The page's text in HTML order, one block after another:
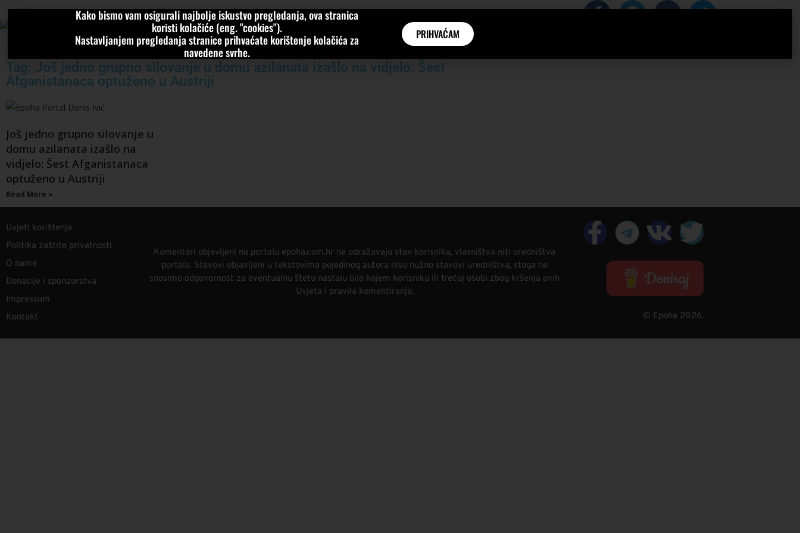
VIJESTI KOLUMNE KATEGORIJE INTERVJUI AKTUALNO
Tag: Još jedno grupno silovanje u domu azilanata izašlo na vidjelo: Šest
Afganistanaca optuženo u Austriji
Još jedno grupno silovanje u
domu azilanata izašlo na
vidjelo: Šest Afganistanaca
optuženo u Austriji
Read More »
Uvjeti korištenja
Politika zaštite privatnosti
O nama
Donacije i sponzorstva
Impressum
Kontakt
Komentari objavljeni na portalu epoha.com.hr ne odražavaju stav korisnika, vlasništva niti uredništva
portala. Stavovi objavljeni u tekstovima pojedinog autora nisu nužno stavovi uredništva, stoga ne
snosimo odgovornost za eventualnu štetu nastalu bilo kojem korisniku ili trećoj osobi zbog kršenja ovih
Uvjeta i pravila komentiranja.
© Epoha 2026.
Kako bismo vam osigurali najbolje iskustvo pregledanja, ova stranica
koristi kolačiće (eng. "cookies").
Nastavljanjem pregledanja stranice prihvaćate korištenje kolačića za
navedene svrhe.
PRIHVAĆAM